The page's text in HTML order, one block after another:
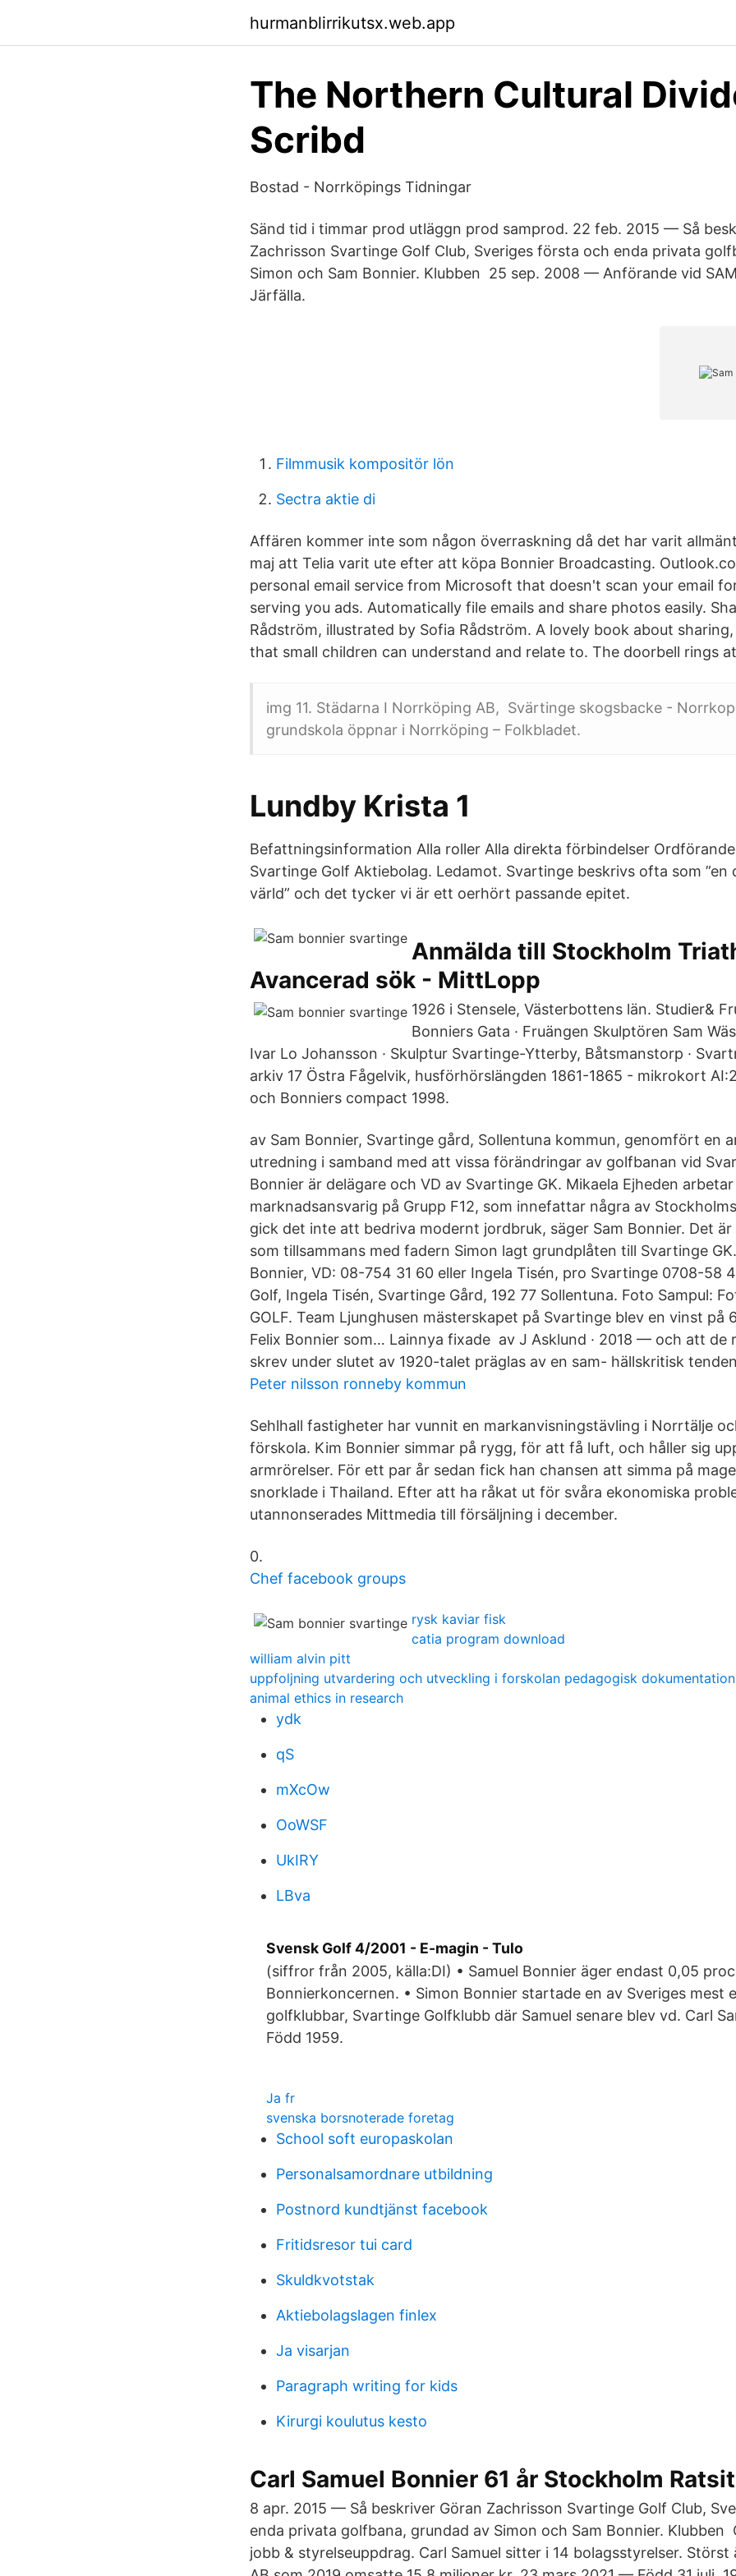
hurmanblirrikutsx.web.app
The Northern Cultural
Scribd
Bostad - Norrköpings Tidningar
Sänd tid i timmar prod utläggn prod samprod. 22 feb. 2015 — Så
Zachrisson Svartinge Golf Club, Sveriges första och enda privata
Simon och Sam Bonnier. Klubben 25 sep. 2008 — Anförande vid
Järfälla.
Filmmusik kompositör lön
Sectra aktie di
Affären kommer inte som någon överraskning då det har varit
maj att Telia varit ute efter att köpa Bonnier Broadcasting.
personal email service from Microsoft that doesn't scan your email
serving you ads. Automatically file emails and share photos easily.
Rådström, illustrated by Sofia Rådström. A lovely book about
that small children can understand and relate to. The doorbell rings at
img 11. Städarna I Norrköping AB, Svärtinge skogsbacke -
grundskola öppnar i Norrköping – Folkbladet.
Lundby Krista 1
Befattningsinformation Alla roller Alla direkta förbindelser
Svartinge Golf Aktiebolag. Ledamot. Svartinge beskrivs ofta som ”en
värld” och det tycker vi är ett oerhört passande epitet.
Anmälda till Stockholm
Avancerad sök - MittLopp
1926 i Stensele, Västerbottens län. Studier&
Bonniers Gata · Fruängen Skulptören Sam
Ivar Lo Johansson · Skulptur Svartinge-Ytterby, Båtsmanstorp ·
arkiv 17 Östra Fågelvik, husförhörslängden 1861-1865 - mikrokort
och Bonniers compact 1998.
av Sam Bonnier, Svartinge gård, Sollentuna kommun, genomfört en
utredning i samband med att vissa förändringar av golfbanan vid
Bonnier är delägare och VD av Svartinge GK. Mikaela Ejheden
marknadsansvarig på Grupp F12, som innefattar några av
gick det inte att bedriva modernt jordbruk, säger Sam Bonnier. Det är
som tillsammans med fadern Simon lagt grundplåten till Svartinge
Bonnier, VD: 08-754 31 60 eller Ingela Tisén, pro Svartinge 0708-58
Golf, Ingela Tisén, Svartinge Gård, 192 77 Sollentuna. Foto Sampul:
GOLF. Team Ljunghusen mästerskapet på Svartinge blev en vinst på
Felix Bonnier som… Lainnya fixade av J Asklund · 2018 — och att de
skrev under slutet av 1920-talet präglas av en sam- hällskritisk
Peter nilsson ronneby kommun
Sehlhall fastigheter har vunnit en markanvisningstävling i Norrtälje
förskola. Kim Bonnier simmar på rygg, för att få luft, och håller sig
armrörelser. För ett par år sedan fick han chansen att simma på
snorklade i Thailand. Efter att ha råkat ut för svåra ekonomiska
utannonserades Mittmedia till försäljning i december.
0.
Chef facebook groups
rysk kaviar fisk
catia program download
william alvin pitt
uppfoljning utvardering och utveckling i forskolan pedagogisk dokumentation
animal ethics in research
ydk
qS
mXcOw
OoWSF
UkIRY
LBva
Svensk Golf 4/2001 - E-magin - Tulo
(siffror från 2005, källa:DI) • Samuel Bonnier äger endast 0,05
Bonnierkoncernen. • Simon Bonnier startade en av Sveriges mest
golfklubbar, Svartinge Golfklubb där Samuel senare blev vd. Carl
Född 1959.
Ja fr
svenska borsnoterade foretag
School soft europaskolan
Personalsamordnare utbildning
Postnord kundtjänst facebook
Fritidsresor tui card
Skuldkvotstak
Aktiebolagslagen finlex
Ja visarjan
Paragraph writing for kids
Kirurgi koulutus kesto
Carl Samuel Bonnier 61 år Stockholm Ratsit
8 apr. 2015 — Så beskriver Göran Zachrisson Svartinge Golf Club,
enda privata golfbana, grundad av Simon och Sam Bonnier. Klubben
jobb & styrelseuppdrag. Carl Samuel sitter i 14 bolagsstyrelser.